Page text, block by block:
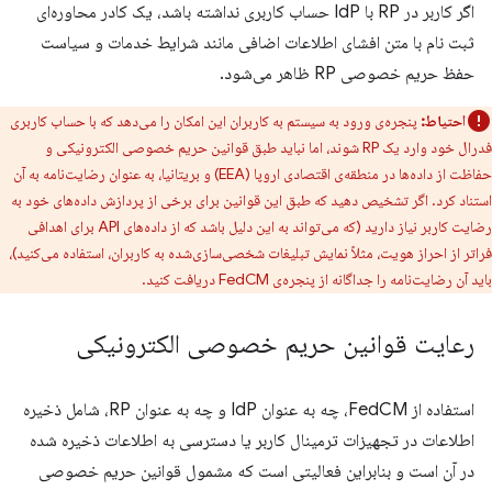
اگر کاربر در RP با IdP حساب کاربری نداشته باشد، یک کادر محاوره‌ای
ثبت نام با متن افشای اطلاعات اضافی مانند شرایط خدمات و سیاست
حفظ حریم خصوصی RP ظاهر می‌شود.
احتیاط: پنجره‌ی ورود به سیستم به کاربران این امکان را می‌دهد که با حساب کاربری
فدرال خود وارد یک RP شوند، اما نباید طبق قوانین حریم خصوصی الکترونیکی و
حفاظت از داده‌ها در منطقه‌ی اقتصادی اروپا (EEA) و بریتانیا، به عنوان رضایت‌نامه به آن
استناد کرد. اگر تشخیص دهید که طبق این قوانین برای برخی از پردازش داده‌های خود به
رضایت کاربر نیاز دارید (که می‌تواند به این دلیل باشد که از داده‌های API برای اهدافی
فراتر از احراز هویت، مثلاً نمایش تبلیغات شخصی‌سازی‌شده به کاربران، استفاده می‌کنید)،
باید آن رضایت‌نامه را جداگانه از پنجره‌ی FedCM دریافت کنید.
رعایت قوانین حریم خصوصی الکترونیکی
استفاده از FedCM، چه به عنوان IdP و چه به عنوان RP، شامل ذخیره
اطلاعات در تجهیزات ترمینال کاربر یا دسترسی به اطلاعات ذخیره شده
در آن است و بنابراین فعالیتی است که مشمول قوانین حریم خصوصی